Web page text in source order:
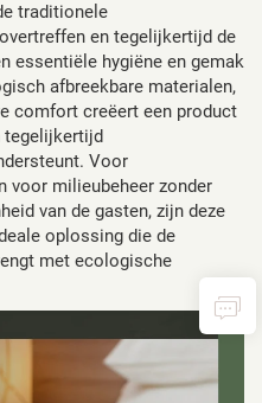
traditionele
en tegelijkertijd de
essentiële hygiëne en gemak
afbreekbare materialen,
comfort creëert een product
tegelijkertijd
Voor
voor milieubeheer zonder
van de gasten, zijn deze
oplossing die de
met ecologische